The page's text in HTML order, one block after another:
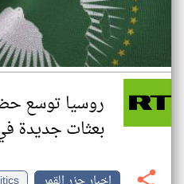
روسيا توسع
بعثات جديدة في 4 دول